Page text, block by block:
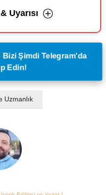
Uyarısı
Bizi Şimdi Telegram'da
Edin!
Uzmanlık